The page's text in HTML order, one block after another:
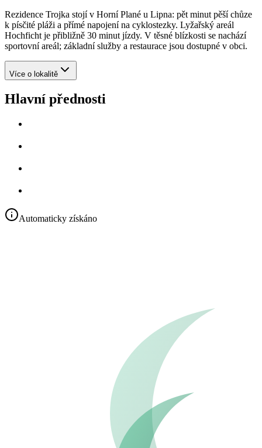
Rezidence Trojka stojí v Horní Plané u Lipna: pět minut pěší chůze
k písčité pláži a přímé napojení na cyklostezky. Lyžařský areál
Hochficht je přibližně 30 minut jízdy. V těsné blízkosti se nachází
sportovní areál; základní služby a restaurace jsou dostupné v obci.
Více o lokalitě
Hlavní přednosti
Automaticky získáno